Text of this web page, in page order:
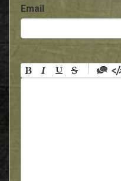
Email
-
-